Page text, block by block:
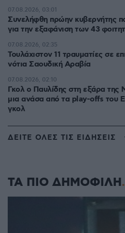
Συνελήφθη πρώην κυβερνήτης
για την εξαφάνιση των 43
07.08.2026, 03:01
Τουλάχιστον 11 τραυματίες σε
νότια Σαουδική Αραβία
07.08.2026, 02:35
Γκολ ο Παυλίδης στη εξάρα της
μια ανάσα από τα play-offs του
γκολ
07.08.2026, 02:10
ΔΕΙΤΕ ΟΛΕΣ ΤΙΣ ΕΙΔΗΣΕΙΣ
ΤΑ ΠΙΟ ΔΗΜΟΦΙΛΗ